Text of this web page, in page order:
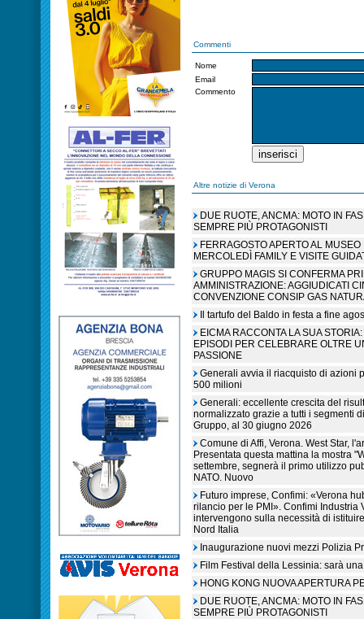
Commenti
Nome
Email
Commento
Altre notizie di Verona
DUE RUOTE, ANCMA: MOTO IN
SEMPRE PIÙ PROTAGONISTI
FERRAGOSTO APERTO AL
MERCOLEDÌ FAMILY E VISITE
GRUPPO MAGIS SI CONFERMA
AMMINISTRAZIONE: AGGIUDICATI
CONVENZIONE CONSIP GAS
Il tartufo del Baldo in festa a fine
EICMA RACCONTA LA SUA
EPISODI PER CELEBRARE OLTRE
PASSIONE
Generali avvia il riacquisto di azioni
500 milioni
Generali: eccellente crescita del
normalizzato grazie a tutti i segmenti
Gruppo, al 30 giugno 2026
Comune di Affi, Verona. West Star,
Presentata questa mattina la mostra
settembre, segnerà il primo utilizzo
NATO. Nuovo
Futuro imprese, Confimi: «Verona
rilancio per le PMI». Confimi Industria
intervengono sulla necessità di
Nord Italia
Inaugurazione nuovi mezzi Polizia
Film Festival della Lessinia: sarà
HONG KONG NUOVA APERTURA
DUE RUOTE, ANCMA: MOTO IN
SEMPRE PIÙ PROTAGONISTI